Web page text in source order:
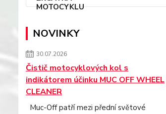
NOVINKY
30.07.2026
Čistič motocyklových kol s
indikátorem účinku MUC OFF WHEEL
CLEANER
Muc-Off patří mezi přední světové